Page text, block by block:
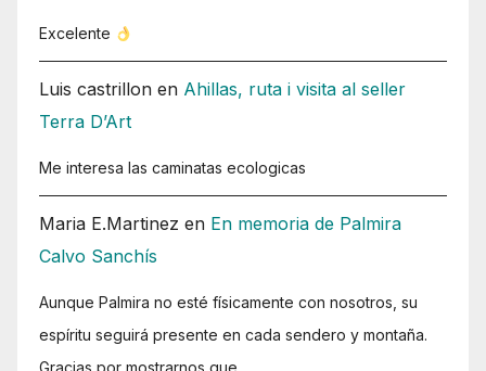
Excelente
Luis castrillon en Ahillas, ruta i visita al seller
Terra D’Art
Me interesa las caminatas ecologicas
Maria E.Martinez en En memoria de Palmira
Calvo Sanchís
Aunque Palmira no esté físicamente con nosotros, su
espíritu seguirá presente en cada sendero y montaña.
Gracias por mostrarnos que…